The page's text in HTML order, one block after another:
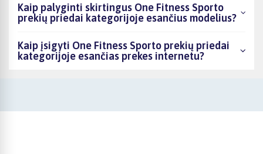
Kaip palyginti skirtingus One Fitness Sporto
prekių priedai kategorijoje esančius modelius?
Kaip įsigyti One Fitness Sporto prekių priedai
kategorijoje esančias prekes internetu?